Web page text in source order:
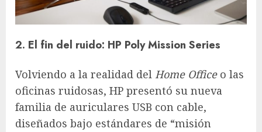
2. El fin del ruido: HP Poly Mission Series
Volviendo a la realidad del Home Officeo las
oficinas ruidosas, HP presentó su nueva
familia de auriculares USB con cable,
diseñados bajo estándares de “misión